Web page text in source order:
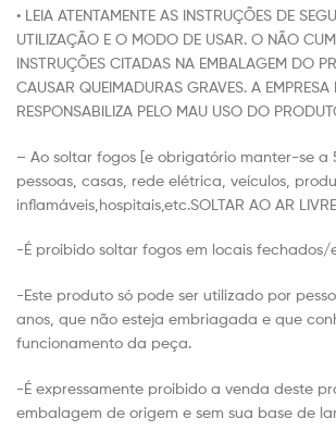
• LEIA ATENTAMENTE AS INSTRUÇÕES DE
UTILIZAÇÃO E O MODO DE USAR. O NÃO
INSTRUÇÕES CITADAS NA EMBALAGEM DO
CAUSAR QUEIMADURAS GRAVES. A EMPRESA
RESPONSABILIZA PELO MAU USO DO
– Ao soltar fogos [e obrigatório manter-se a
pessoas, casas, rede elétrica, veículos,
inflamáveis,hospitais,etc.SOLTAR AO AR
-É proibido soltar fogos em locais fechados/
-Este produto só pode ser utilizado por
anos, que não esteja embriagada e que
funcionamento da peça.
-É expressamente proibido a venda deste
embalagem de origem e sem sua base de